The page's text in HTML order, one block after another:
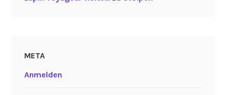
META
Anmelden